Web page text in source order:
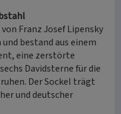
Franz Josef Lipensky
bestand aus einem
eine zerstörte
Davidsterne für die
Der Sockel trägt
und deutscher